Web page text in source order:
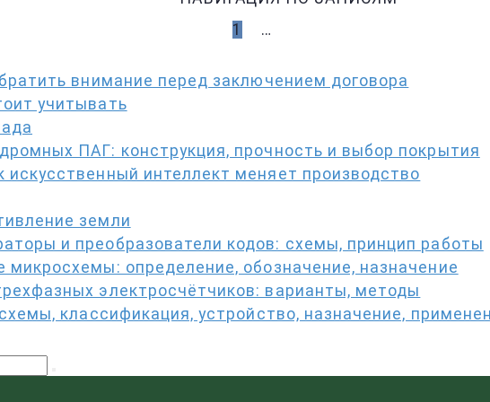
1
…
внимание перед заключением договора
учитывать
ПАГ: конструкция, прочность и выбор покрытия
искусственный интеллект меняет производство
земли
и преобразователи кодов: схемы, принцип работы
микросхемы: определение, обозначение, назначение
электросчётчиков: варианты, методы
классификация, устройство, назначение,